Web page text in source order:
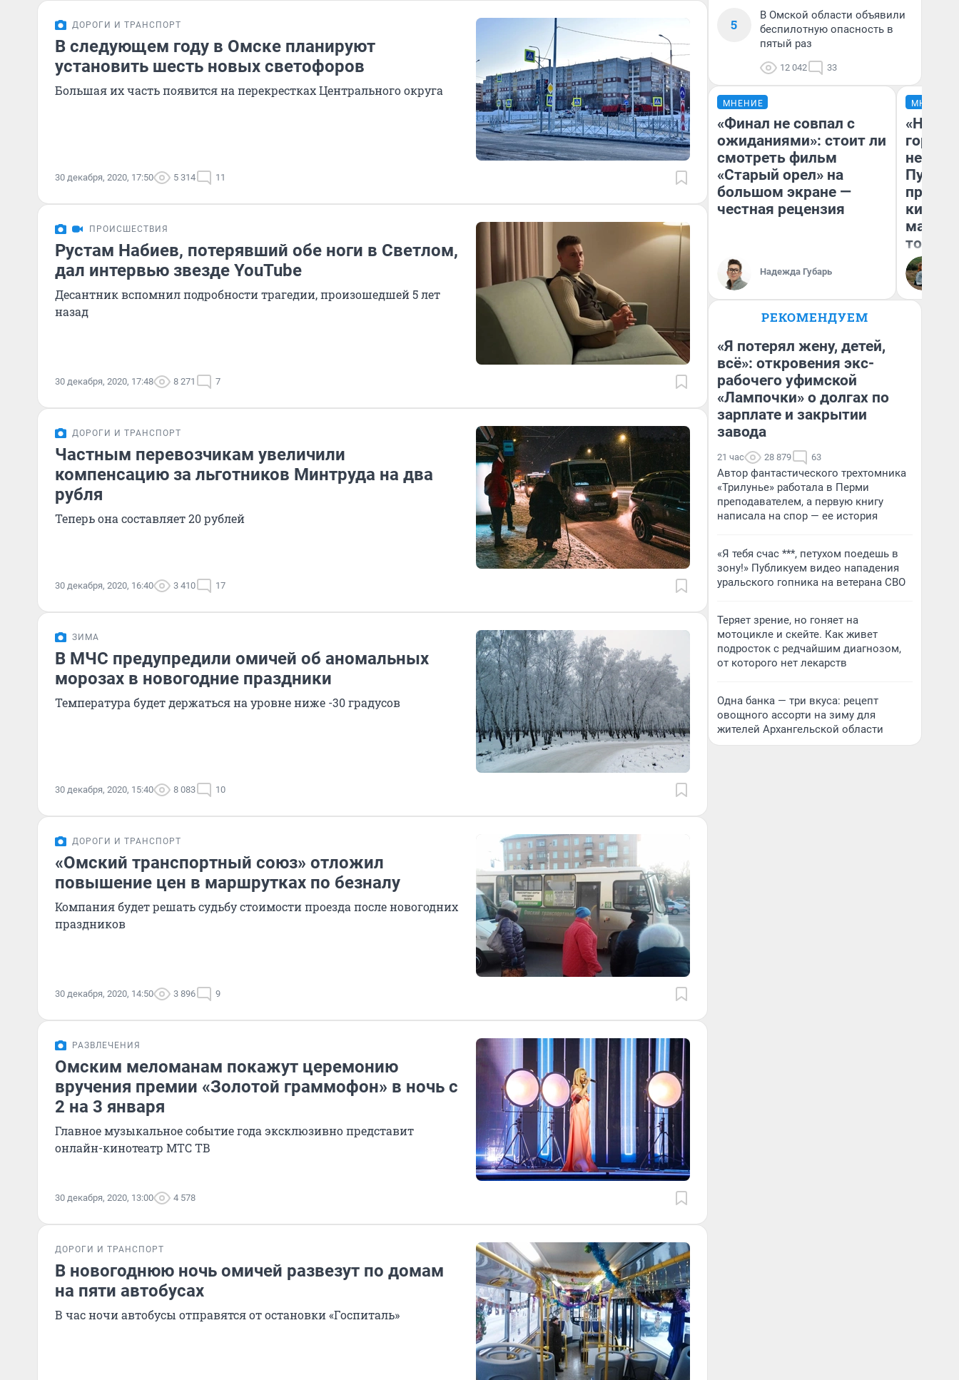
ДОРОГИ И ТРАНСПОРТ
В следующем году в Омске планируют
установить шесть новых светофоров
Большая их часть появится на перекрестках Центрального округа
30 декабря, 2020, 17:50 5 314 11
ПРОИСШЕСТВИЯ
Рустам Набиев, потерявший обе ноги в Светлом,
дал интервью звезде YouTube
Десантник вспомнил подробности трагедии, произошедшей 5 лет
назад
30 декабря, 2020, 17:48 8 271 7
ДОРОГИ И ТРАНСПОРТ
Частным перевозчикам увеличили
компенсацию за льготников Минтруда на два
рубля
Теперь она составляет 20 рублей
30 декабря, 2020, 16:40 3 410 17
ЗИМА
В МЧС предупредили омичей об аномальных
морозах в новогодние праздники
Температура будет держаться на уровне ниже -30 градусов
30 декабря, 2020, 15:40 8 083 10
ДОРОГИ И ТРАНСПОРТ
«Омский транспортный союз» отложил
повышение цен в маршрутках по безналу
Компания будет решать судьбу стоимости проезда после новогодних
праздников
30 декабря, 2020, 14:50 3 896 9
РАЗВЛЕЧЕНИЯ
Омским меломанам покажут церемонию
вручения премии «Золотой граммофон» в ночь с
2 на 3 января
Главное музыкальное событие года эксклюзивно представит
онлайн-кинотеатр МТС ТВ
30 декабря, 2020, 13:00 4 578
ДОРОГИ И ТРАНСПОРТ
В новогоднюю ночь омичей развезут по домам
на пяти автобусах
В час ночи автобусы отправятся от остановки «Госпиталь»
5
В Омской области объявили
беспилотную опасность в
пятый раз
12 042 33
МНЕНИЕ
«Финал не совпал с
ожиданиями»: стоит ли
смотреть фильм
«Старый орел» на
большом экране —
честная рецензия
Надежда Губарь
МНЕНИЕ
«Нет
того
РЕКОМЕНДУЕМ
«Я потерял жену, детей,
всё»: откровения экс-
рабочего уфимской
«Лампочки» о долгах по
зарплате и закрытии
завода
21 час 28 879 63
Автор фантастического трехтомника
«Трилунье» работала в Перми
преподавателем, а первую книгу
написала на спор — ее история
«Я тебя счас ***, петухом поедешь в
зону!» Публикуем видео нападения
уральского гопника на ветерана СВО
Теряет зрение, но гоняет на
мотоцикле и скейте. Как живет
подросток с редчайшим диагнозом,
от которого нет лекарств
Одна банка — три вкуса: рецепт
овощного ассорти на зиму для
жителей Архангельской области